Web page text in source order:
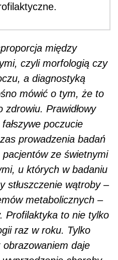
między
czyli morfologią czy
a diagnostyką
mówić o tym, że to
Prawidłowy
poczucie
prowadzenia badań
ze świetnymi
u których w badaniu
stłuszczenie wątroby –
metabolicznych –
Profilaktyka to nie tylko
raz w roku. Tylko
obrazowaniem daje